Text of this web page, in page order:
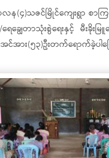
လန(၄)သဇင်မြိုင်ကျေးရွာ စ
ေတာသုံးစွဲရေးနှင့် မီးခိုးမြူ
အင်အား(၅၃)ဦးတက်ရောက်ခဲ့ပ